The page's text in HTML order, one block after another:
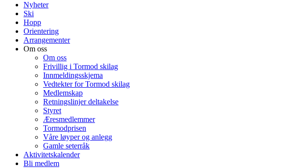
Nyheter
Ski
Hopp
Orientering
Arrangementer
Om oss
Om oss
Frivillig i Tormod skilag
Innmeldingsskjema
Vedtekter for Tormod skilag
Medlemskap
Retningslinjer deltakelse
Styret
Æresmedlemmer
Tormodprisen
Våre løyper og anlegg
Gamle seterråk
Aktivitetskalender
Bli medlem